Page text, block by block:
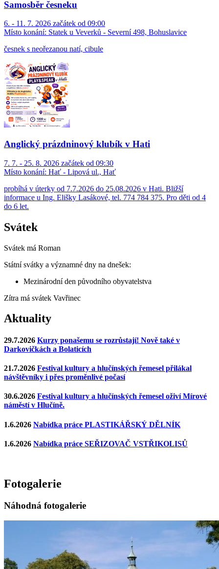
Samosběr česneku
6. - 11. 7. 2026 začátek od 09:00
Místo konání: Statek u Veverků - Severní 498, Bohuslavice
česnek s neořezanou natí, cibule
Anglický prázdninový klubík v Hati
7. 7. - 25. 8. 2026 začátek od 09:30
Místo konání: Hať - Lipová ul., Hať
probíhá v úterky od 7.7.2026 do 25.08.2026 v Hati. Bližší
informace u Ing. Elišky Lasákové, tel. 774 784 375. Pro děti od 4
do 6 let.
Svátek
Svátek má Roman
Státní svátky a významné dny na dnešek:
Mezinárodní den původního obyvatelstva
Zítra má svátek Vavřinec
Aktuality
29.7.2026 Kurzy ponašemu se rozrůstají! Nově také v
Darkovičkách a Bolaticích
21.7.2026 Festival kultury a hlučínských řemesel přilákal
návštěvníky i přes proměnlivé počasí
30.6.2026 Festival kultury a hlučínských řemesel oživí Mírové
náměstí v Hlučíně.
1.6.2026 Nabídka práce PLASTIKÁŘSKÝ DĚLNÍK
1.6.2026 Nabídka práce SEŘIZOVAČ VSTŘIKOLISŮ
Fotogalerie
Náhodná fotogalerie